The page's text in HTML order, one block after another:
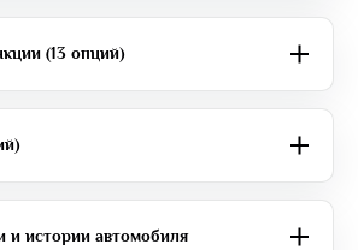
(13 опций)
и истории автомобиля